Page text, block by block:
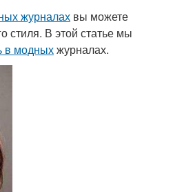
журналах вы можете
стиля. В этой статье мы
в модныхжурналах.